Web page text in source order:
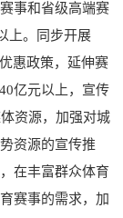
事和省级高端赛
上。同步开展
惠政策，延伸赛
亿元以上，宣传
资源，加强对城
资源的宣传推
在丰富群众体育
赛事的需求，加